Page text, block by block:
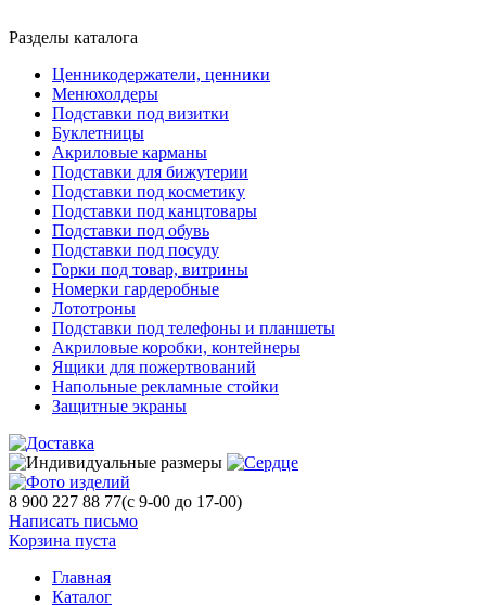
Разделы каталога
Ценникодержатели, ценники
Менюхолдеры
Подставки под визитки
Буклетницы
Акриловые карманы
Подставки для бижутерии
Подставки под косметику
Подставки под канцтовары
Подставки под обувь
Подставки под посуду
Горки под товар, витрины
Номерки гардеробные
Лототроны
Подставки под телефоны и планшеты
Акриловые коробки, контейнеры
Ящики для пожертвований
Напольные рекламные стойки
Защитные экраны
8 900 227 88 77(с 9-00 до 17-00)
Написать письмо
Корзина пуста
Главная
Каталог